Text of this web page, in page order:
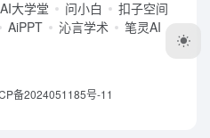
AI大学堂 问小白
扣子空间
AiPPT 沁言学术 笔灵AI
备2024051185号-11